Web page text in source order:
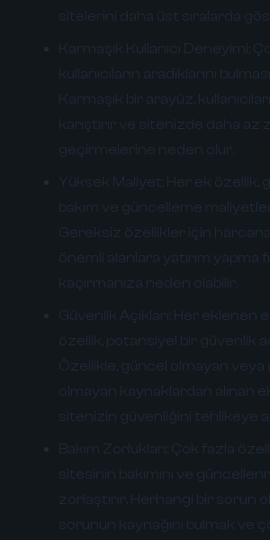
sitelerini daha üst sıralarda
Karmaşık Kullanıcı Deneyimi:
kullanıcıların aradıklarını
Karmaşık bir arayüz,
karıştırır ve sitenizde daha az
geçirmelerine neden olur.
Yüksek Maliyet: Her ek özellik,
bakım ve güncelleme
Gereksiz özellikler için
önemli alanlara yatırım yapma
kaçırmanıza neden olabilir.
Güvenlik Açıkları: Her eklenen
özellik, potansiyel bir güvenlik
Özellikle, güncel olmayan veya
olmayan kaynaklardan alınan
sitenizin güvenliğini tehlikeye
Bakım Zorlukları: Çok fazla
sitesinin bakımını ve
zorlaştırır. Herhangi bir sorun
sorunun kaynağını bulmak ve